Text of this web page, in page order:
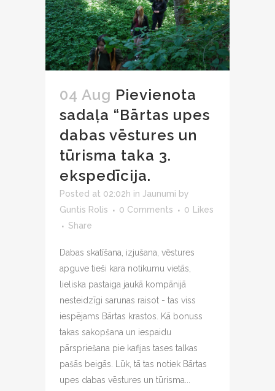
04 Aug Pievienota
sadaļa “Bārtas upes
dabas vēstures un
tūrisma taka 3.
ekspedīcija.
Posted at 02:02h in Jaunumi by
Guntis Rolis
0 Comments 0
Likes
Share
Dabas skatīšana, izjušana, vēstures
apguve tieši kara notikumu vietās,
lieliska pastaiga jaukā kompānijā
nesteidzīgi sarunas raisot - tas viss
iespējams Bārtas krastos. Kā bonuss
takas sakopšana un iespaidu
pārspriešana pie kafijas tases talkas
pašās beigās. Lūk, tā tas notiek Bārtas
upes dabas vēstures un tūrisma...